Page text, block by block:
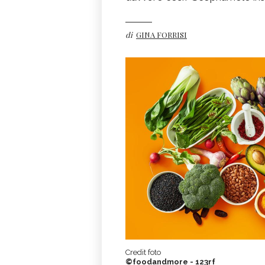
di GINA FORRISI
Credit foto
©foodandmore - 123rf